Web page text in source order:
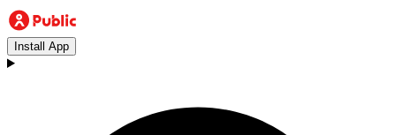
Install App